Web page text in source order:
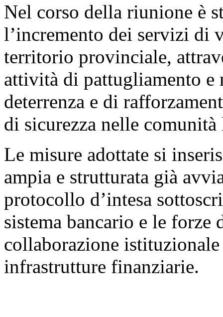
Nel corso della riunione è
l’incremento dei servizi di
territorio provinciale,
attività di pattugliamento
deterrenza e di
di sicurezza nelle
Le misure adottate si
ampia e strutturata già
protocollo d’intesa
sistema bancario e le
collaborazione
infrastrutture finanziarie.